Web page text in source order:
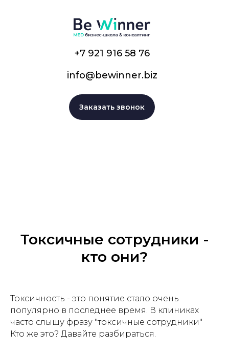
+7 921 916 58 76
info@bewinner.biz
Заказать звонок
Токсичные сотрудники -
кто они?
Токсичность - это понятие стало очень
популярно в последнее время. В клиниках
часто слышу фразу "токсичные сотрудники"
Кто же это? Давайте разбираться.